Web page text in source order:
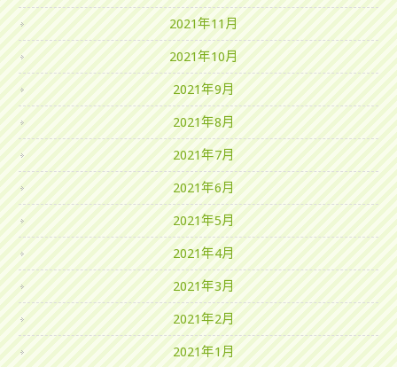
2021年11月
2021年10月
2021年9月
2021年8月
2021年7月
2021年6月
2021年5月
2021年4月
2021年3月
2021年2月
2021年1月